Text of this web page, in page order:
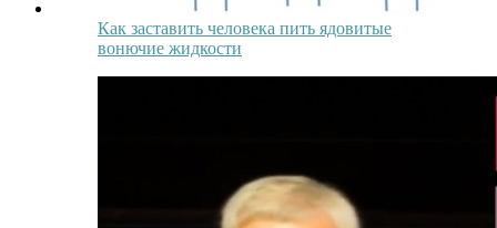
Как заставить человека пить ядовитые
вонючие жидкости